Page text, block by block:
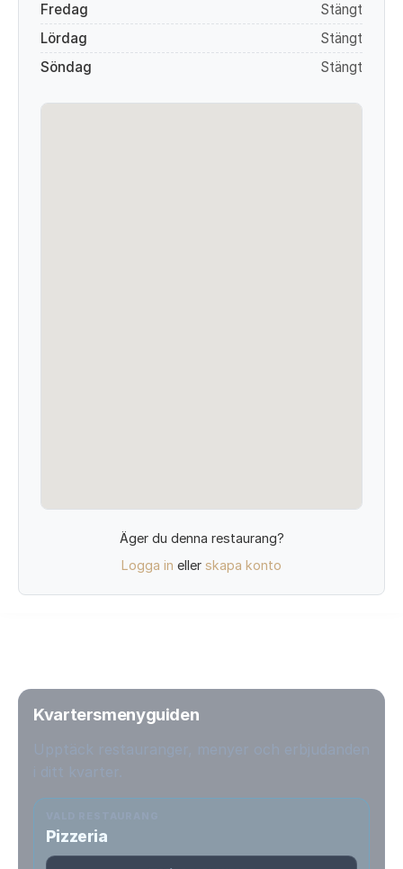
Fredag
Stängt
Lördag
Stängt
Söndag
Stängt
Äger du denna restaurang?
Logga in eller skapa konto
Kvartersmenyguiden
Pizzeria